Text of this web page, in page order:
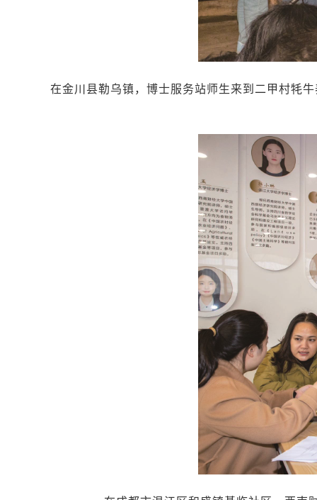
在金川县勒乌镇，博士服务站师生来到二甲村牦